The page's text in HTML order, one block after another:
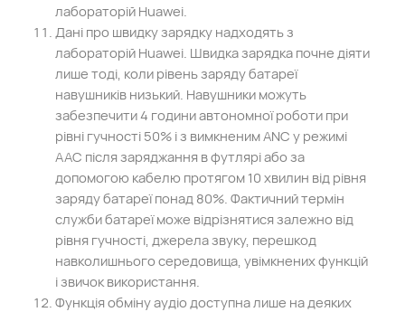
лабораторій Huawei.
Дані про швидку зарядку надходять з
лабораторій Huawei. Швидка зарядка почне діяти
лише тоді, коли рівень заряду батареї
навушників низький. Навушники можуть
забезпечити 4 години автономної роботи при
рівні гучності 50% і з вимкненим ANC у режимі
AAC після заряджання в футлярі або за
допомогою кабелю протягом 10 хвилин від рівня
заряду батареї понад 80%. Фактичний термін
служби батареї може відрізнятися залежно від
рівня гучності, джерела звуку, перешкод
навколишнього середовища, увімкнених функцій
і звичок використання.
Функція обміну аудіо доступна лише на деяких